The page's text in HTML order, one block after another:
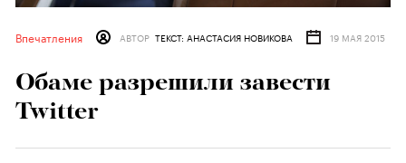
Впечатления АВТОР ТЕКСТ: АНАСТАСИЯ НОВИКОВА 19 МАЯ 2015
Обаме разрешили завести
Twitter